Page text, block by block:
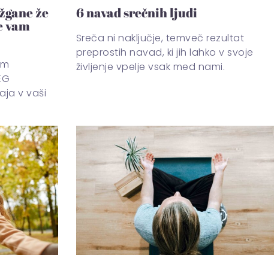
že
vam
v vaši
6 navad srečnih ljudi
Sreča ni naključje, temveč rezultat
preprostih navad, ki jih lahko v svoje
življenje vpelje vsak med nami.